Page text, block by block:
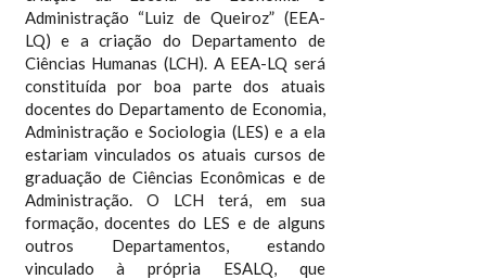
Administração “Luiz de Queiroz” (EEA-
LQ) e a criação do Departamento de
Ciências Humanas (LCH). A EEA-LQ será
constituída por boa parte dos atuais
docentes do Departamento de Economia,
Administração e Sociologia (LES) e a ela
estariam vinculados os atuais cursos de
graduação de Ciências Econômicas e de
Administração. O LCH terá, em sua
formação, docentes do LES e de alguns
outros Departamentos, estando
vinculado à própria ESALQ, que